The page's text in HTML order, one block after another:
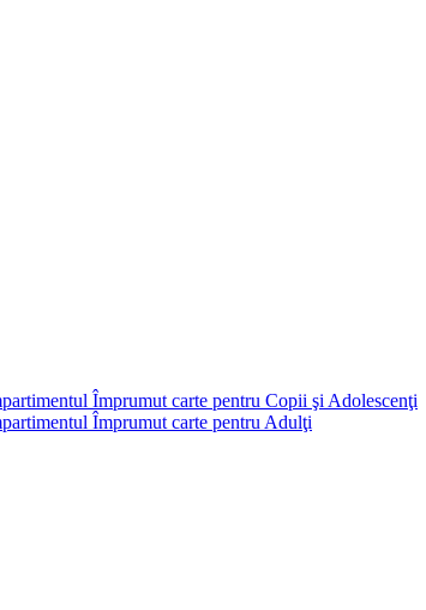
Împrumut carte pentru Copii şi Adolescenţi
Împrumut carte pentru Adulţi